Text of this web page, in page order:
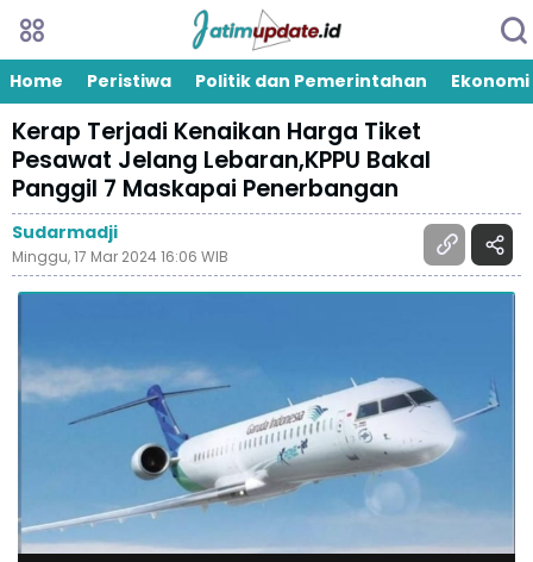
Home Peristiwa Politik dan Pemerintahan Ekonomi
Kerap Terjadi Kenaikan Harga Tiket
Pesawat Jelang Lebaran,KPPU Bakal
Panggil 7 Maskapai Penerbangan
Sudarmadji
Minggu, 17 Mar 2024 16:06 WIB